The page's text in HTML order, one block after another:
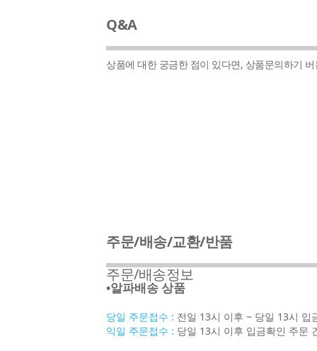
Q&A
상품에 대한 궁금한 점이 있다면, 상품문의하기
주문/배송/교환/반품
주문/배송정보
•알파배송 상품
당일 주문접수 : 전일 13시 이후 ~ 당일 13시 입
익일 주문접수 : 당일 13시 이후 입금확인 주문